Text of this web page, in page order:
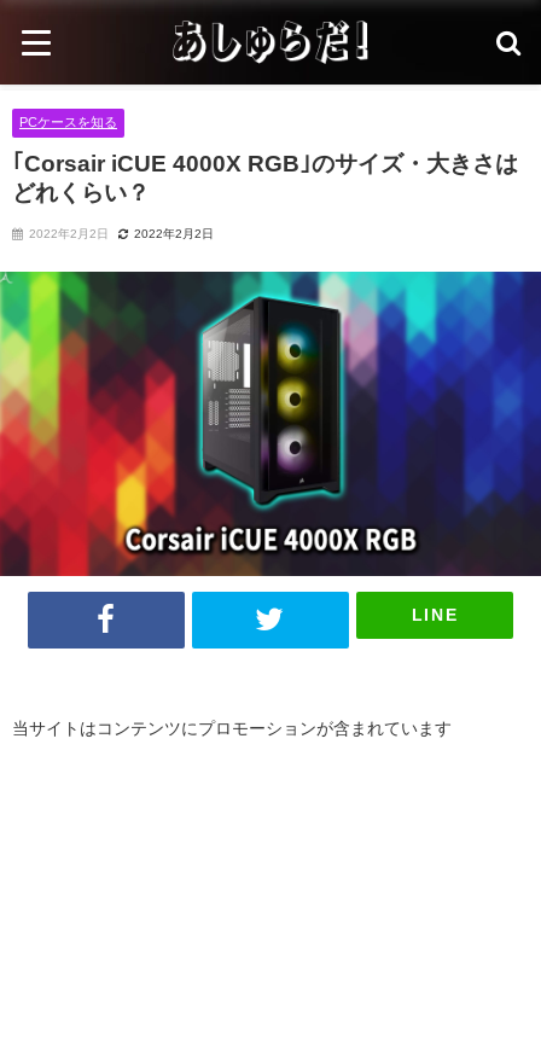
PCケースを知る
｢Corsair iCUE 4000X RGB｣のサイズ・大きさは
どれくらい？
2022年2月2日 2022年2月2日
LINE
当サイトはコンテンツにプロモーションが含まれています